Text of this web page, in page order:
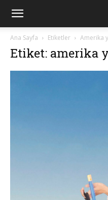
Ana Sayfa Etiketler Amerika
Etiket: amerika